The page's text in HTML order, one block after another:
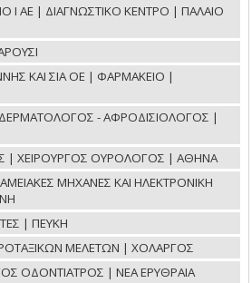
Ι ΑΕ | ΔΙΑΓΝΩΣΤΙΚΟ ΚΕΝΤΡΟ | ΠΑΛΑΙΟ
ΚΑΙ ΣΙΑ ΟΕ | ΦΑΡΜΑΚΕΙΟ |
- ΑΦΡΟΔΙΣΙΟΛΟΓΟΣ |
| ΧΕΙΡΟΥΡΓΟΣ ΟΥΡΟΛΟΓΟΣ | ΑΘΗΝΑ
ΜΗΧΑΝΕΣ ΚΑΙ ΗΛΕΚΤΡΟΝΙΚΗ
| ΠΕΥΚΗ
ΜΕΛΕΤΩΝ | ΧΟΛΑΡΓΟΣ
ΟΔΟΝΤΙΑΤΡΟΣ | ΝΕΑ ΕΡΥΘΡΑΙΑ